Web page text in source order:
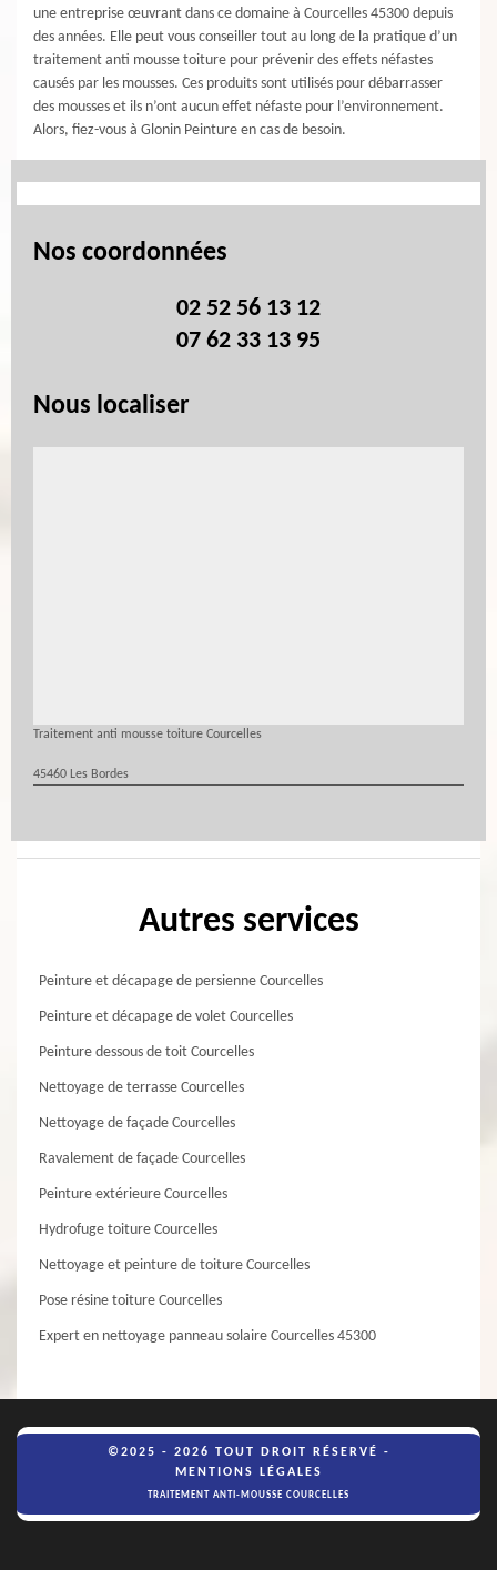
une entreprise œuvrant dans ce domaine à Courcelles 45300 depuis
des années. Elle peut vous conseiller tout au long de la pratique d’un
traitement anti mousse toiture pour prévenir des effets néfastes
causés par les mousses. Ces produits sont utilisés pour débarrasser
des mousses et ils n’ont aucun effet néfaste pour l’environnement.
Alors, fiez-vous à Glonin Peinture en cas de besoin.
Nos coordonnées
02 52 56 13 12
07 62 33 13 95
Nous localiser
Traitement anti mousse toiture Courcelles
45460 Les Bordes
Autres services
Peinture et décapage de persienne Courcelles
Peinture et décapage de volet Courcelles
Peinture dessous de toit Courcelles
Nettoyage de terrasse Courcelles
Nettoyage de façade Courcelles
Ravalement de façade Courcelles
Peinture extérieure Courcelles
Hydrofuge toiture Courcelles
Nettoyage et peinture de toiture Courcelles
Pose résine toiture Courcelles
Expert en nettoyage panneau solaire Courcelles 45300
©2025 - 2026 TOUT DROIT RÉSERVÉ -
MENTIONS LÉGALES
TRAITEMENT ANTI-MOUSSE COURCELLES